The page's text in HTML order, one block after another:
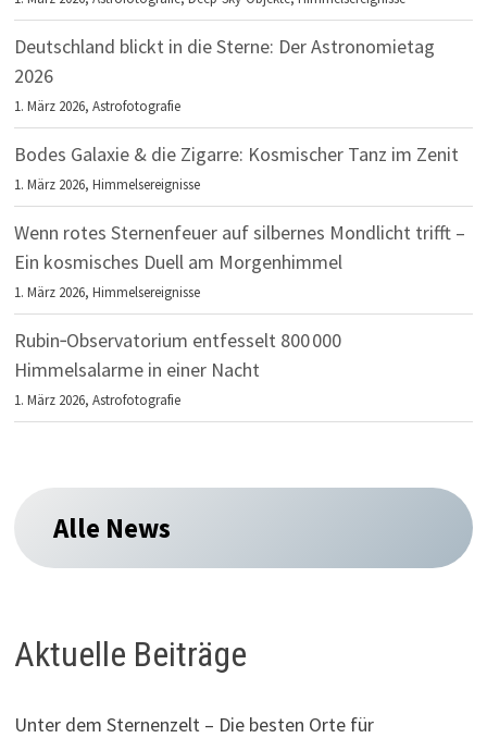
Deutschland blickt in die Sterne: Der Astronomietag
2026
1. März 2026,Astrofotografie
Bodes Galaxie & die Zigarre: Kosmischer Tanz im Zenit
1. März 2026,Himmelsereignisse
Wenn rotes Sternenfeuer auf silbernes Mondlicht trifft –
Ein kosmisches Duell am Morgenhimmel
1. März 2026,Himmelsereignisse
Rubin‑Observatorium entfesselt 800 000
Himmelsalarme in einer Nacht
1. März 2026,Astrofotografie
Alle News
Aktuelle Beiträge
Unter dem Sternenzelt – Die besten Orte für